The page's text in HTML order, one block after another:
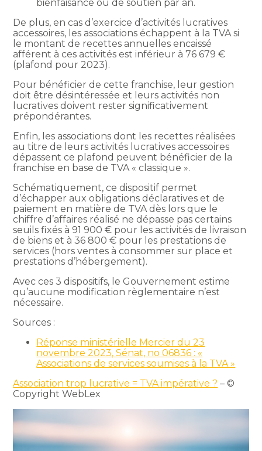
bienfaisance ou de soutien par an.
De plus, en cas d’exercice d’activités lucratives
accessoires, les associations échappent à la TVA si
le montant de recettes annuelles encaissé
afférent à ces activités est inférieur à 76 679 €
(plafond pour 2023).
Pour bénéficier de cette franchise, leur gestion
doit être désintéressée et leurs activités non
lucratives doivent rester significativement
prépondérantes.
Enfin, les associations dont les recettes réalisées
au titre de leurs activités lucratives accessoires
dépassent ce plafond peuvent bénéficier de la
franchise en base de TVA « classique ».
Schématiquement, ce dispositif permet
d’échapper aux obligations déclaratives et de
paiement en matière de TVA dès lors que le
chiffre d’affaires réalisé ne dépasse pas certains
seuils fixés à 91 900 € pour les activités de livraison
de biens et à 36 800 € pour les prestations de
services (hors ventes à consommer sur place et
prestations d’hébergement).
Avec ces 3 dispositifs, le Gouvernement estime
qu’aucune modification règlementaire n’est
nécessaire.
Sources :
Réponse ministérielle Mercier du 23
novembre 2023, Sénat, no 06836 : «
Associations de services soumises à la TVA »
Association trop lucrative = TVA impérative ? – ©
Copyright WebLex